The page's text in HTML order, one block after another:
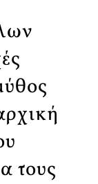
τους